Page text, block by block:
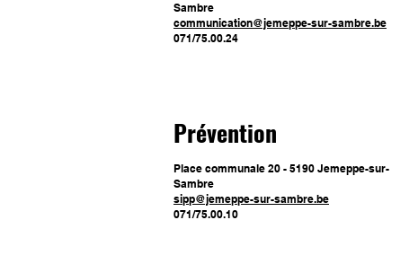
Sambre
communication@jemeppe-sur-sambre.be
071/75.00.24
Prévention
Place communale 20 - 5190 Jemeppe-sur-
Sambre
sipp@jemeppe-sur-sambre.be
071/75.00.10